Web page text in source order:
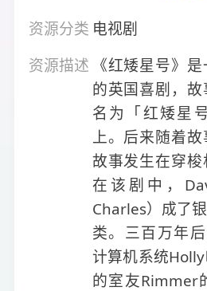
资源分类 电视剧
资源描述 《红矮星号》
的英国喜剧，
名为「红矮星
上。后来随着
故事发生在穿梭
在该剧中，
Charles）成了
类。三百万年
计算机系统
的室友Rimmer